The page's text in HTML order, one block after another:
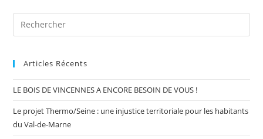
Articles Récents
LE BOIS DE VINCENNES A ENCORE BESOIN DE VOUS !
Le projet Thermo/Seine : une injustice territoriale pour les habitants
du Val-de-Marne